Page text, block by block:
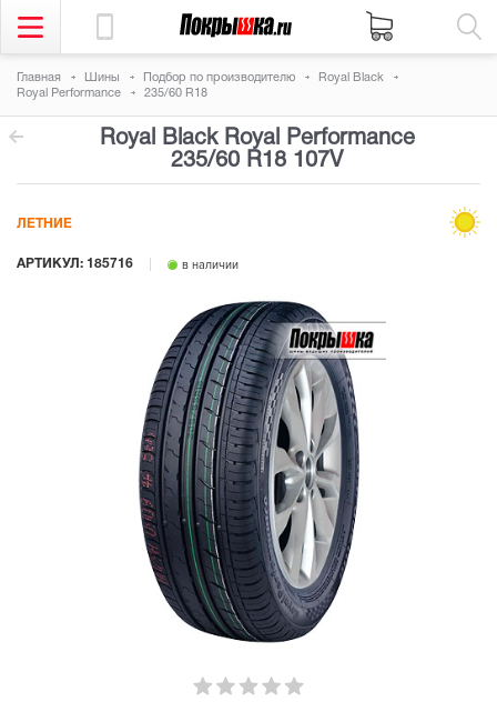
Главная Шины Подбор по производителю
Royal Black
Royal Performance
235/60 R18
Royal Black Royal Performance
235/60 R18 107V
АРТИКУЛ: 185716 в наличии
ЛЕТНИЕ